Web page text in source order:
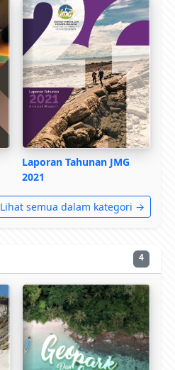
Laporan Tahunan JMG
2021
Lihat semua dalam kategori →
4